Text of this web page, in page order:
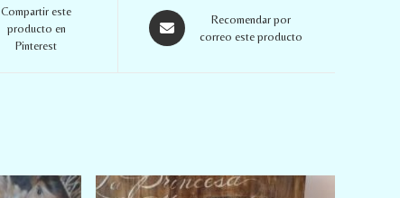
Compartir este
producto en
Pinterest
Recomendar por
correo este producto